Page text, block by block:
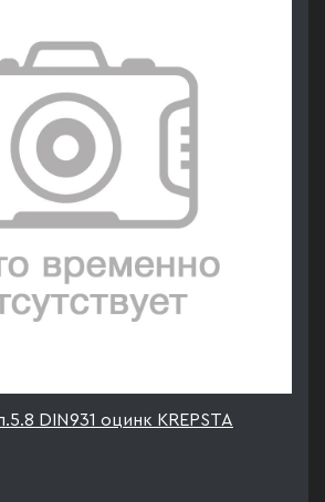
DIN931 оцинк KREPSTA